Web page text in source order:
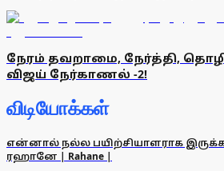
நேரம் தவறாமை, நேர்த்தி,
விஜய் நேர்காணல் -2!
விடியோக்கள்
என்னால் நல்ல பயிற்சியாளராக இருக்க
ரஹானே | Rahane |